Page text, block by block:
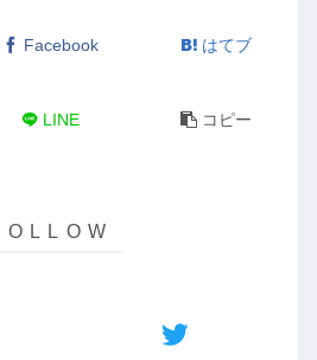
Facebook はてブ
LINE コピー